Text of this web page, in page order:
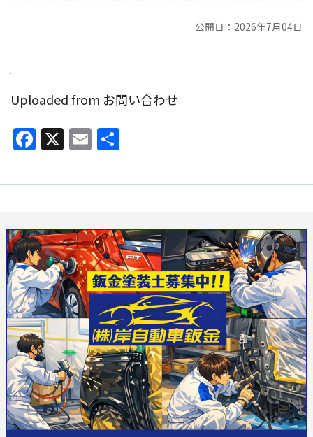
公開日：2026年7月04日
Uploaded from お問い合わせ
Facebook
X Email